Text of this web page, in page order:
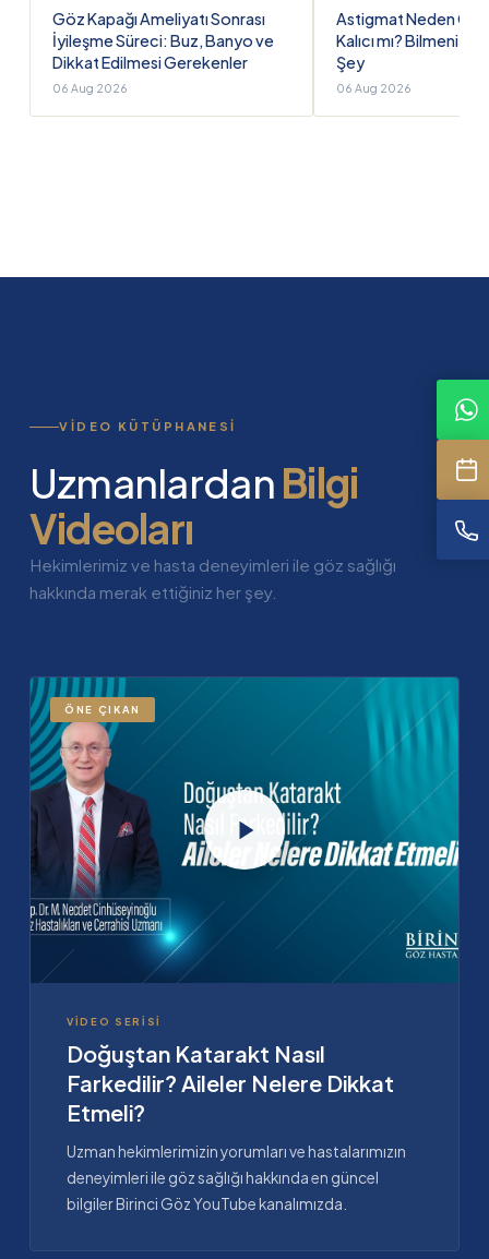
Göz Kapağı Ameliyatı Sonrası
İyileşme Süreci: Buz, Banyo ve
Dikkat Edilmesi Gerekenler
06 Aug 2026
Astigmat Neden
Kalıcı mı? Bilmeniz
Şey
06 Aug 2026
VIDEO KÜTÜPHANESI
UzmanlardanBilgi
Videoları
Hekimlerimiz ve hasta deneyimleri ile göz sağlığı
hakkında merak ettiğiniz her şey.
ÖNE ÇIKAN
VIDEO SERISI
Doğuştan Katarakt Nasıl
Farkedilir? Aileler Nelere Dikkat
Etmeli?
Uzman hekimlerimizin yorumları ve hastalarımızın
deneyimleri ile göz sağlığı hakkında en güncel
bilgiler Birinci Göz YouTube kanalımızda.